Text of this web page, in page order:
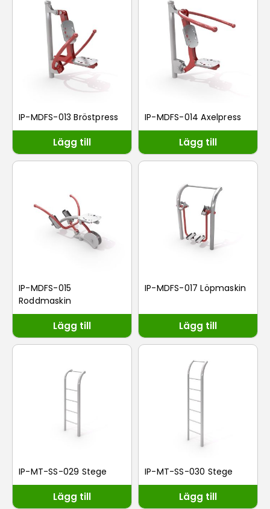
IP-MDFS-013 Bröstpress
Lägg till
IP-MDFS-014 Axelpress
Lägg till
IP-MDFS-015
Roddmaskin
Lägg till
IP-MDFS-017 Löpmaskin
Lägg till
IP-MT-SS-029 Stege
Lägg till
IP-MT-SS-030 Stege
Lägg till